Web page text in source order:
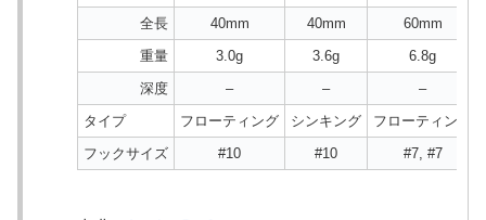
全長
40mm 40mm
60mm
重量
3.0g 3.6g
6.8g
深度
– –
–
タイプ
フローティング シンキング フローティング
フックサイズ
#10 #10 #7, #7